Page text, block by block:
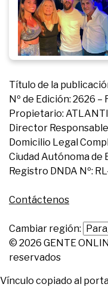
Título de la
Nº de Edición: 2626
Propietario:
Director
Domicilio Legal
Ciudad Autónoma de
Registro DNDA Nº:
Contáctenos
Cambiar región:
© 2026 GENTE
reservados
Vínculo copiado al